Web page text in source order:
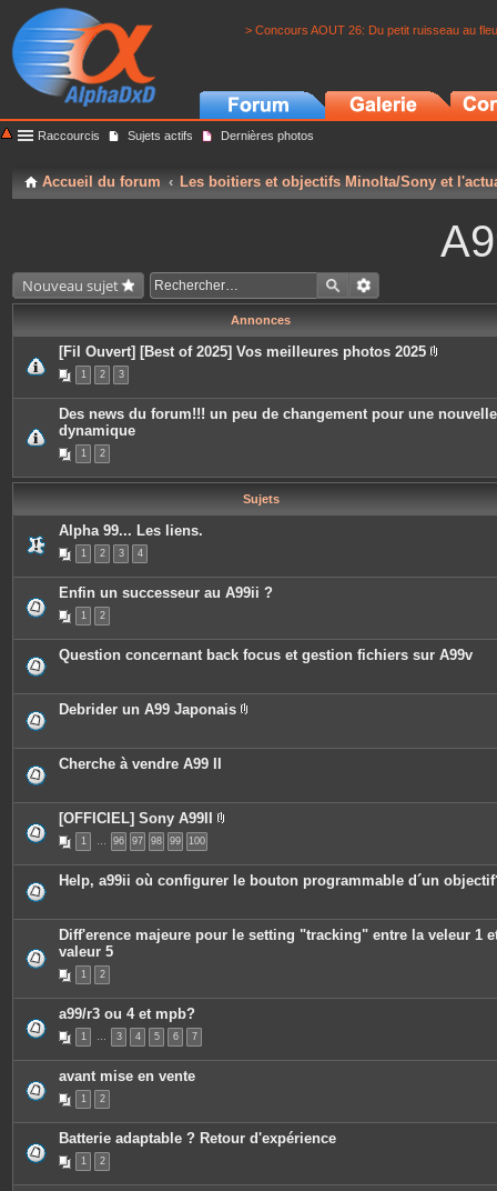
> Concours AOUT 26: Du petit ruisseau au
Raccourcis Sujets actifs Dernières photos
Accueil du forum Les boitiers et objectifs Minolta/Sony et
Nouveau sujet
Annonces
[Fil Ouvert] [Best of 2025] Vos meilleures photos 2025
c
e
n
1 2 3
Des news du forum!!! un peu de changement pour une nouvelle
dynamique
1 2
Sujets
Alpha 99... Les liens.
1 2 3 4
Enfin un successeur au A99ii ?
1 2
Question concernant back focus et gestion fichiers sur A99v
Debrider un A99 Japonais
è
j
e
s
Cherche à vendre A99 II
[OFFICIEL] Sony A99II
c
e
o
i
1 … 96 97 98 99 100
Help, a99ii où configurer le bouton programmable d´un
Diff'erence majeure pour le setting "tracking" entre la veleur 1
valeur 5
1 2
a99/r3 ou 4 et mpb?
1 … 3 4 5 6 7
avant mise en vente
1 2
Batterie adaptable ? Retour d'expérience
1 2